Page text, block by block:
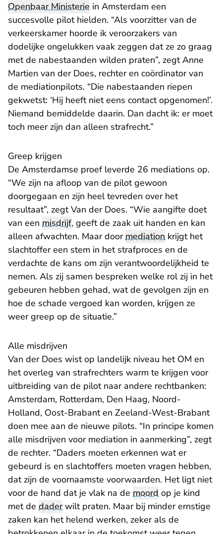
Openbaar Ministerie in Amsterdam een
succesvolle pilot hielden. “Als voorzitter van de
verkeerskamer hoorde ik veroorzakers van
dodelijke ongelukken vaak zeggen dat ze zo graag
met de nabestaanden wilden praten”, zegt Anne
Martien van der Does, rechter en coördinator van
de mediationpilots. “Die nabestaanden riepen
gekwetst: ‘Hij heeft niet eens contact opgenomen!’.
Niemand bemiddelde daarin. Dan dacht ik: er moet
toch meer zijn dan alleen strafrecht.”
Greep krijgen
De Amsterdamse proef leverde 26 mediations op.
“We zijn na afloop van de pilot gewoon
doorgegaan en zijn heel tevreden over het
resultaat”, zegt Van der Does. “Wie aangifte doet
van een misdrijf, geeft de zaak uit handen en kan
alleen afwachten. Maar doormediation krijgt het
slachtoffer een stem in het strafproces en de
verdachte de kans om zijn verantwoordelijkheid te
nemen. Als zij samen bespreken welke rol zij in het
gebeuren hebben gehad, wat de gevolgen zijn en
hoe de schade vergoed kan worden, krijgen ze
weer greep op de situatie.”
Alle misdrijven
Van der Does wist op landelijk niveau het OM en
het overleg van strafrechters warm te krijgen voor
uitbreiding van de pilot naar andere rechtbanken:
Amsterdam, Rotterdam, Den Haag, Noord-
Holland, Oost-Brabant en Zeeland-West-Brabant
doen mee aan de nieuwe pilots. “In principe komen
alle misdrijven voor mediation in aanmerking”, zegt
de rechter. “Daders moeten erkennen wat er
gebeurd is en slachtoffers moeten vragen hebben,
dat zijn de voornaamste voorwaarden. Het ligt niet
voor de hand dat je vlak na de moord op je kind
met de daderwilt praten. Maar bij minder ernstige
zaken kan het helend werken, zeker als de